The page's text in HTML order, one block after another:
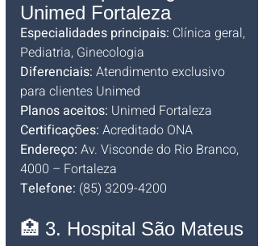
Unimed Fortaleza
Especialidades principais: Clínica geral,
Pediatria, Ginecologia
Diferenciais: Atendimento exclusivo
para clientes Unimed
Planos aceitos: Unimed Fortaleza
Certificações: Acreditado ONA
Endereço: Av. Visconde do Rio Branco,
4000 – Fortaleza
Telefone: (85) 3209-4200
🏥 3. Hospital São Mateus